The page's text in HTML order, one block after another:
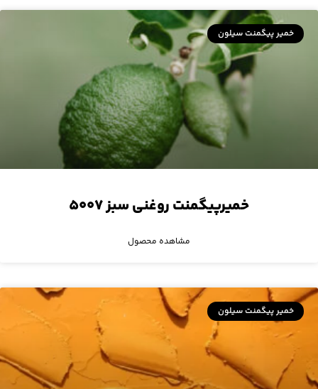
خمیر پیگمنت سیلون
خمیرپیگمنت روغنی سبز ۵۰۰۷
مشاهده محصول
خمیر پیگمنت سیلون